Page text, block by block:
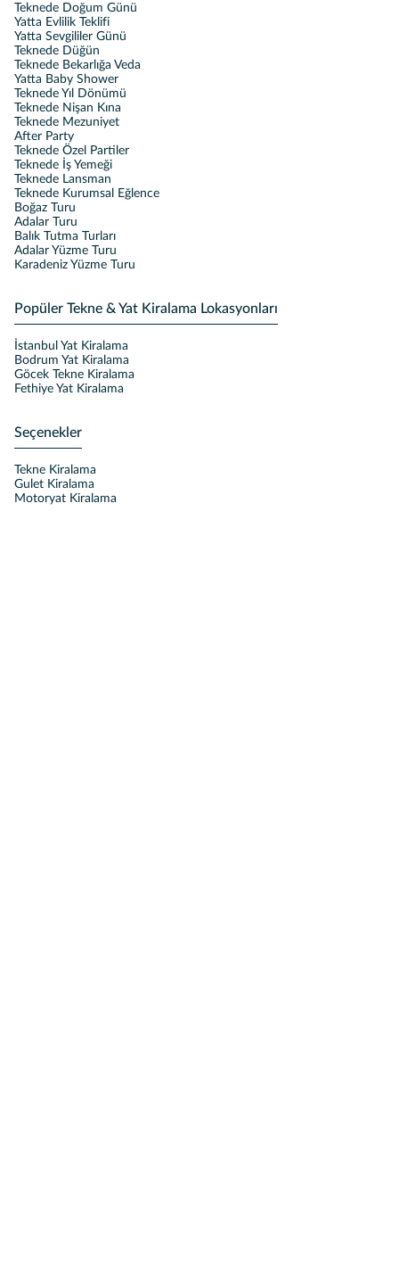
Teknede Doğum Günü
Yatta Evlilik Teklifi
Yatta Sevgililer Günü
Teknede Düğün
Teknede Bekarlığa Veda
Yatta Baby Shower
Teknede Yıl Dönümü
Teknede Nişan Kına
Teknede Mezuniyet
After Party
Teknede Özel Partiler
Teknede İş Yemeği
Teknede Lansman
Teknede Kurumsal Eğlence
Boğaz Turu
Adalar Turu
Balık Tutma Turları
Adalar Yüzme Turu
Karadeniz Yüzme Turu
Popüler Tekne & Yat Kiralama Lokasyonları
İstanbul Yat Kiralama
Bodrum Yat Kiralama
Göcek Tekne Kiralama
Fethiye Yat Kiralama
Seçenekler
Tekne Kiralama
Gulet Kiralama
Motoryat Kiralama